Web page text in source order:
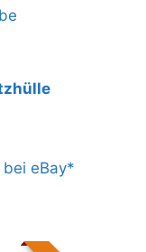
bei eBay*